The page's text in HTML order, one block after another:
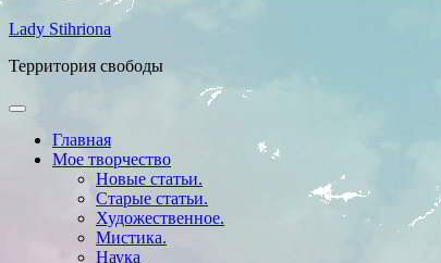
Lady Stihriona
Территория свободы
Главная
Мое творчество
Новые статьи.
Старые статьи.
Художественное.
Мистика.
Наука